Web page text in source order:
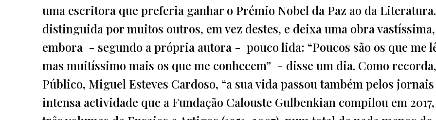
uma escritora que preferia ganhar o Prémio Nobel da Paz ao da
distinguida por muitos outros, em vez destes, e deixa uma obra vastíssima,
embora - segundo a própria autora - pouco lida: “Poucos são os que me
mas muitíssimo mais os que me conhecem” - disse um dia. Como
Público, Miguel Esteves Cardoso, “a sua vida passou também pelos
intensa actividade que a Fundação Calouste Gulbenkian compilou em